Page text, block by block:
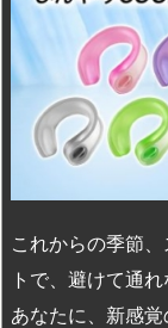
これからの季節
トで、避けて通
あなたに、新感